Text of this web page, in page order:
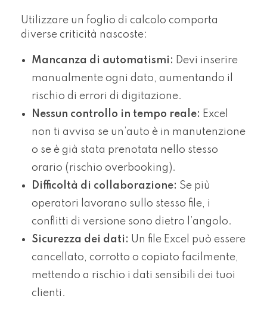
Utilizzare un foglio di calcolo comporta
diverse criticità nascoste:
Mancanza di automatismi: Devi inserire
manualmente ogni dato, aumentando il
rischio di errori di digitazione.
Nessun controllo in tempo reale: Excel
non ti avvisa se un’auto è in manutenzione
o se è già stata prenotata nello stesso
orario (rischio overbooking).
Difficoltà di collaborazione: Se più
operatori lavorano sullo stesso file, i
conflitti di versione sono dietro l’angolo.
Sicurezza dei dati: Un file Excel può essere
cancellato, corrotto o copiato facilmente,
mettendo a rischio i dati sensibili dei tuoi
clienti.